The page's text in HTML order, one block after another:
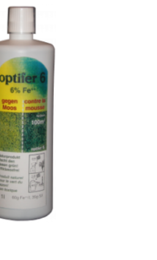
CHF 340.00